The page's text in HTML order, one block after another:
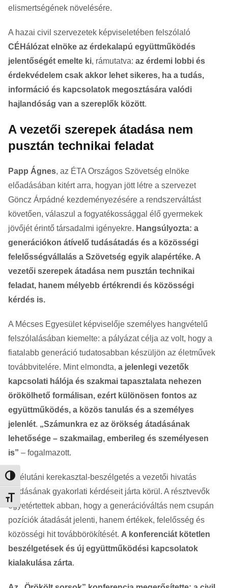
Nagy kontraszt váltása
Betűméret váltása
elismertségének növelésére.
A hazai civil szervezetek képviseletében felszólaló
CÉHálózat elnöke az érdekalapú együttműködés
jelentőségét emelte ki, rámutatva: az érdemi lobbi és
érdekvédelem csak akkor lehet sikeres, ha a tudás,
információ és kapcsolatok megosztására valódi
hajlandóság van a szereplők között.
A vezetői szerepek átadása nem
pusztán technikai feladat
Papp Ágnes, az ÉTA Országos Szövetség elnöke
előadásában kitért arra, hogyan jött létre a szervezet
Göncz Árpádné kezdeményezésére a rendszerváltást
követően, válaszul a fogyatékossággal élő gyermekek
jövőjét érintő társadalmi igényekre. Hangsúlyozta: a
generációkon átívelő tudásátadás és a közösségi
felelősségvállalás a Szövetség egyik alapértéke. A
vezetői szerepek átadása nem pusztán technikai
feladat, hanem mélyebb értékrendi és közösségi
kérdés is.
A Mécses Egyesület képviselője személyes hangvételű
felszólalásában kiemelte: a pályázat célja az volt, hogy a
fiatalabb generáció tudatosabban készüljön az életművek
továbbvitelére. Mint elmondta, a jelenlegi vezetők
kapcsolati hálója és szakmai tapasztalata nehezen
örökölhető formálisan, ezért különösen fontos az
együttműködés, a közös tanulás és a személyes
jelenlét. „Számunkra ez az örökség átadásának
lehetősége – szakmailag, emberileg és személyesen
is” – fogalmazott.
A délutáni kerekasztal-beszélgetés a vezetői hivatás
átadásának gyakorlati kérdéseit járta körül. A résztvevők
egyetértettek abban, hogy a generációváltás nem csupán
pozíciók átadását jelenti, hanem értékek, felelősség és
közösségi hit továbbörökítését. A konferenciát kötetlen
beszélgetések és új együttműködési kapcsolatok
kialakulása zárta.